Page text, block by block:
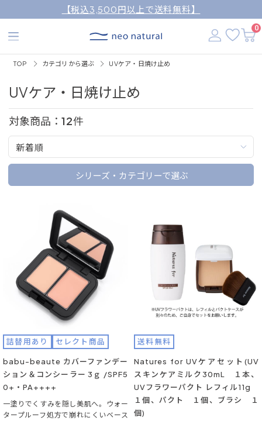
【税込3,500円以上で送料無料】
0
TOP カテゴリから選ぶ UVケア・日焼け止め
UVケア・日焼け止め
対象商品： 12件
新着順
シリーズ・カテゴリーで選ぶ
詰替用あり セレクト商品
babu-beaute カバーファンデー
ション＆コンシーラー 3ｇ /SPF5
0+・PA++++
一塗りでくすみを隠し美肌へ。ウォー
タープルーフ処方で崩れにくいベース
送料無料
Natures for UVケアセット(UV
スキンケアミルク30mL １本、
UVフラワーパクト レフィル11g
１個、パクト １個、ブラシ １
個)